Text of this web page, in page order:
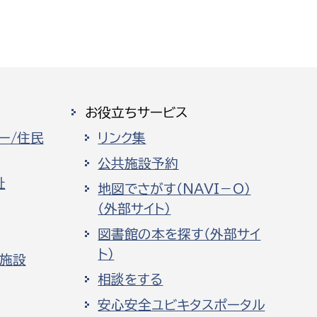
/住民
設
お役立ちサービス
リンク集
公共施設予約
地図でさがす（NAVI－O）
（外部サイト）
図書館の本を探す（外部サイ
ト）
相談をする
安心安全ユビキタスポータル